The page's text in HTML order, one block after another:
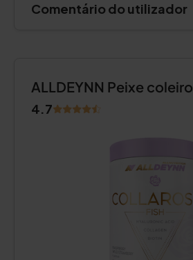
Comentário do utilizador
ALLDEYNN Peixe coleiro
4.7